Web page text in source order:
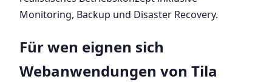
Monitoring, Backup und Disaster Recovery.
Für wen eignen sich
Webanwendungen von Tila